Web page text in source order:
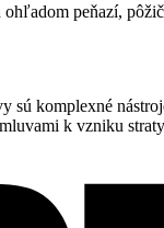
peňazí,
sú komplexné
k vzniku